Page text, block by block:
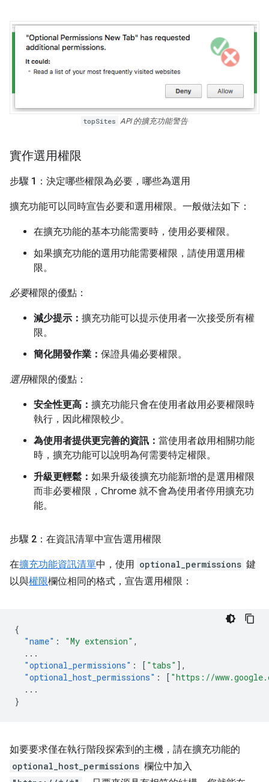
topSites API 的擴充功能警告
實作選用權限
步驟 1：決定哪些權限為必要，哪些為選用
擴充功能可以同時宣告必要和選用權限。一般做法如下：
在擴充功能的基本功能需要時，使用必要權限。
如果擴充功能的選用功能需要權限，請使用選用權
限。
必要權限的優點：
減少提示： 擴充功能可以提示使用者一次接受所有權
限。
簡化開發作業： 保證具備必要權限。
選用權限的優點：
安全性更高： 擴充功能只會在使用者啟用必要權限時
執行，因此權限較少。
為使用者提供更完善的資訊： 當使用者啟用相關功能
時，擴充功能可以說明為何需要特定權限。
升級更輕鬆： 如果升級後擴充功能新增的是選用權限
而非必要權限，Chrome 就不會為使用者停用擴充功
能。
步驟 2：在資訊清單中宣告選用權限
在擴充功能資訊清單中，使用 optional_permissions 鍵
以與權限欄位相同的格式，宣告選用權限：
{
"name" : "My extension" ,
...
"optional_permissions" : [ "tabs" ],
"optional_host_permissions" : [ "https://
...
}
如要要求僅在執行階段探索到的主機，請在擴充功能的
optional_host_permissions 欄位中加入